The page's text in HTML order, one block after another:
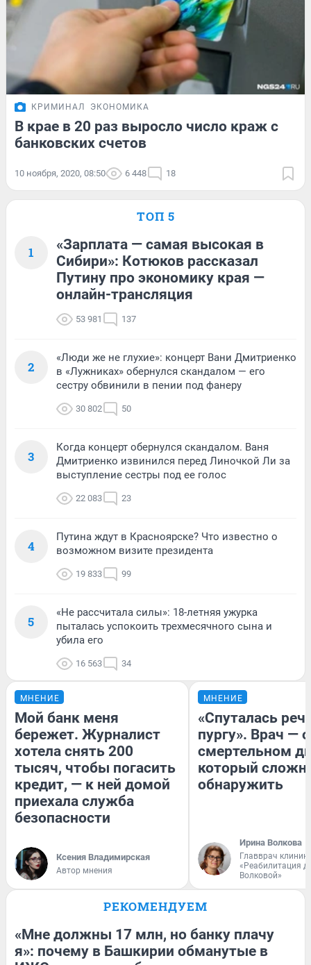
КРИМИНАЛ ЭКОНОМИКА
В крае в 20 раз выросло число краж с
банковских счетов
10 ноября, 2020, 08:50 6 448 18
ТОП 5
1
«Зарплата — самая высокая в
Сибири»: Котюков рассказал
Путину про экономику края —
онлайн-трансляция
53 981 137
2
«Люди же не глухие»: концерт Вани Дмитриенко
в «Лужниках» обернулся скандалом — его
сестру обвинили в пении под фанеру
30 802 50
3
Когда концерт обернулся скандалом. Ваня
Дмитриенко извинился перед Линочкой Ли за
выступление сестры под ее голос
22 083 23
4
Путина ждут в Красноярске? Что известно о
возможном визите президента
19 833 99
5
«Не рассчитала силы»: 18-летняя ужурка
пыталась успокоить трехмесячного сына и
убила его
16 563 34
МНЕНИЕ
Мой банк меня
бережет. Журналист
хотела снять 200
тысяч, чтобы погасить
кредит, — к ней домой
приехала служба
безопасности
Ксения Владимирская
Автор мнения
МНЕНИЕ
«Спуталась
пургу». Врач — о
смертельном
который
обнаружить
Ирина Волкова
Главврач
«Реабилитация
Волковой»
РЕКОМЕНДУЕМ
«Мне должны 17 млн, но банку плачу
я»: почему в Башкирии обманутые в